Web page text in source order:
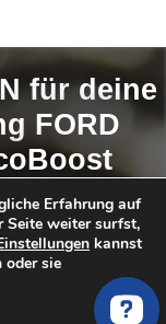
für deine
FORD
:
Erfahrung auf
Seite weiter surfst,
kannst
oder sie